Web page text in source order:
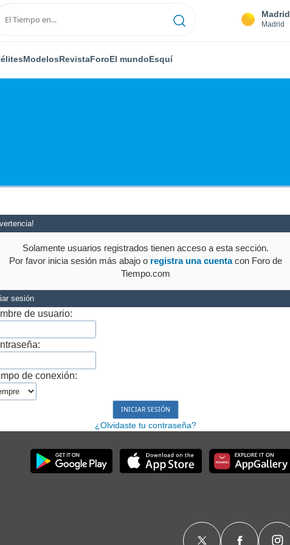
Madrid
Madrid
ModelosRevistaForoEl mundoEsquí
Solamente usuarios registrados tienen acceso a esta sección.
Por favor inicia sesión más abajo o registra una cuentacon Foro de
Tiempo.com
sesión
de usuario:
de conexión:
¿Olvidaste tu contraseña?